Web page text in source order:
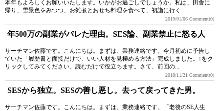
本年もよろしくお願いいたします。いかがお過ごしでしょうか。私は、田舎に
帰り、雪景色をみつつ、お雑煮とおせち料理を食べて、初詣に行く...
2019/01/06 Comment(0)
年500万の副業がバレた理由。SES論、副業禁止に怒る人
サーチマン佐藤です。こんにちは。まずは、業務連絡です。今月初めに予告し
ていた「履歴書と面接だけで、いい人材を見極める方法」完成しました。↑をク
リックしてみてください。読むだけで役立ちます。さて、前回の...
2018/11/21 Comment(0)
SESから独立。SESの善し悪し。去って戻ってきた男。
サーチマン佐藤です。こんにちは。まずは、業務連絡です。「老後のSE人生